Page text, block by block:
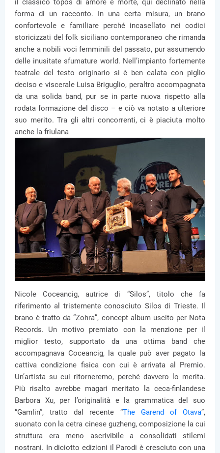
il classico topos di amore e morte, qui declinato nella
forma di un racconto. In una certa misura, un brano
confortevole e familiare perché incasellato nei codici
storicizzati del folk siciliano contemporaneo che rimanda
anche a nobili voci femminili del passato, pur assumendo
delle inusitate sfumature world. Nell’impianto fortemente
teatrale del testo originario si è ben calata con piglio
deciso e viscerale Luisa Briguglio, peraltro accompagnata
da una solida band, pur se in parte nuova rispetto alla
rodata formazione del disco – e ciò va notato a ulteriore
suo merito. Tra gli altri concorrenti, ci è piaciuta molto
anche la friulana
Nicole Coceancig, autrice di “Silos”, titolo che fa
riferimento al tristemente conosciuto Silos di Trieste. Il
brano è tratto da “Zohra”, concept album uscito per Nota
Records. Un motivo premiato con la menzione per il
miglior testo, supportato da una ottima band che
accompagnava Coceancig, la quale può aver pagato la
cattiva condizione fisica con cui è arrivata al Premio.
Un’artista su cui ritorneremo, perché davvero lo merita.
Più risalto avrebbe magari meritato la ceca-finlandese
Barbora Xu, per l’originalità e la grammatica del suo
“Gamlin”, tratto dal recente “The Garend of Otava”,
suonato con la cetra cinese guzheng, composizione la cui
struttura era meno ascrivibile a consolidati stilemi
nostrani. In diciotto edizioni il Parodi è cresciuto con una